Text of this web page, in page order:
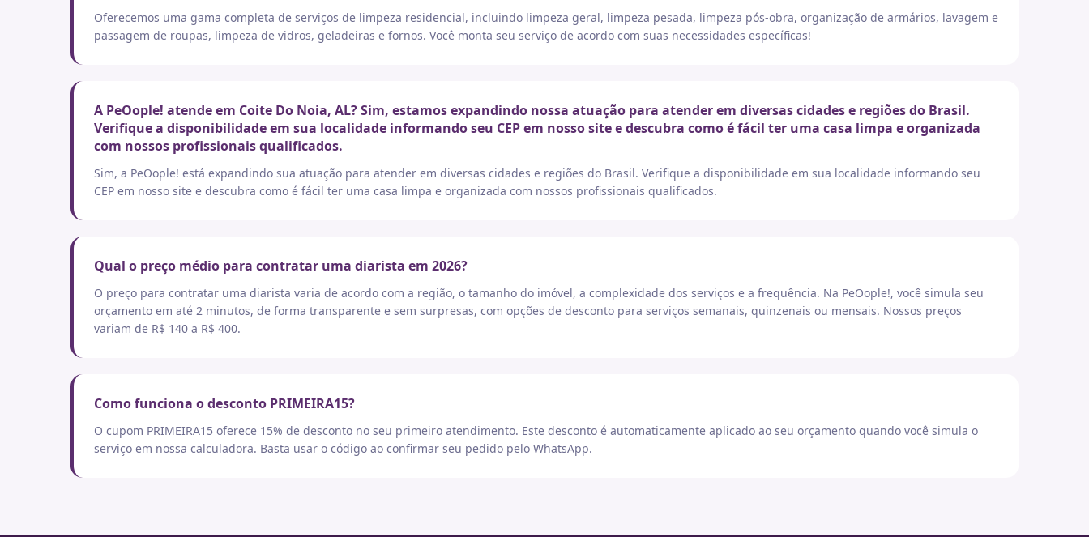
Oferecemos uma gama completa de serviços de limpeza residencial, incluindo limpeza geral, limpeza pesada, limpeza pós-obra, organização de armários, lavagem e
passagem de roupas, limpeza de vidros, geladeiras e fornos. Você monta seu serviço de acordo com suas necessidades específicas!
A PeOople! atende em Coite Do Noia, AL? Sim, estamos expandindo nossa atuação para atender em diversas cidades e regiões do Brasil.
Verifique a disponibilidade em sua localidade informando seu CEP em nosso site e descubra como é fácil ter uma casa limpa e organizada
com nossos profissionais qualificados.
Sim, a PeOople! está expandindo sua atuação para atender em diversas cidades e regiões do Brasil. Verifique a disponibilidade em sua localidade informando seu
CEP em nosso site e descubra como é fácil ter uma casa limpa e organizada com nossos profissionais qualificados.
Qual o preço médio para contratar uma diarista em 2026?
O preço para contratar uma diarista varia de acordo com a região, o tamanho do imóvel, a complexidade dos serviços e a frequência. Na PeOople!, você simula seu
orçamento em até 2 minutos, de forma transparente e sem surpresas, com opções de desconto para serviços semanais, quinzenais ou mensais. Nossos preços
variam de R$ 140 a R$ 400.
Como funciona o desconto PRIMEIRA15?
O cupom PRIMEIRA15 oferece 15% de desconto no seu primeiro atendimento. Este desconto é automaticamente aplicado ao seu orçamento quando você simula o
serviço em nossa calculadora. Basta usar o código ao confirmar seu pedido pelo WhatsApp.